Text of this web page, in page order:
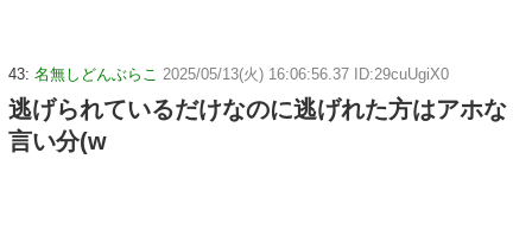
43: 名無しどんぶらこ 2025/05/13(火) 16:06:56.37 ID:29cuUgiX0
逃げられているだけなのに逃げれた方はアホな
言い分(w